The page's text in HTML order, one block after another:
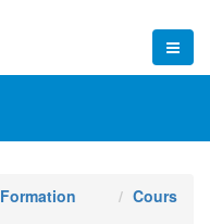
Formation
Cours